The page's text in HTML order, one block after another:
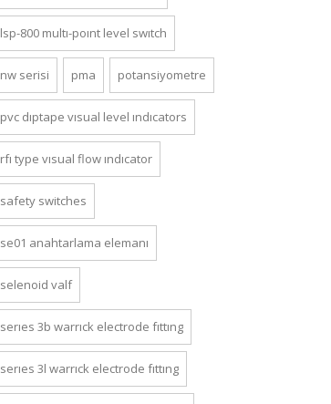
lsp-800 multi-point level switch
nw seri̇si̇ pma potansiyometre
pvc diptape visual level indicators
rfi type visual flow indicator
safety switches
se01 anahtarlama elemani
selenoid valf
series 3b warrick electrode fitting
series 3l warrick electrode fitting